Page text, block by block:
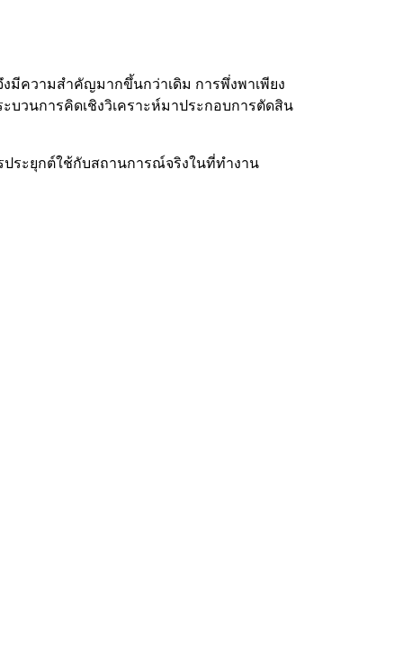
วามสำคัญมากขึ้นกว่าเดิม การพึ่งพาเพียง
วนการคิดเชิงวิเคราะห์มาประกอบการตัดสิน
ะยุกต์ใช้กับสถานการณ์จริงในที่ทำงาน